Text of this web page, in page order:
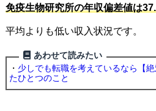
免疫生物研究所の年収偏差値は
平均よりも低い収入状況です。
あわせて読みたい
・ 少しでも転職を考えているなら【
たひとつのこと